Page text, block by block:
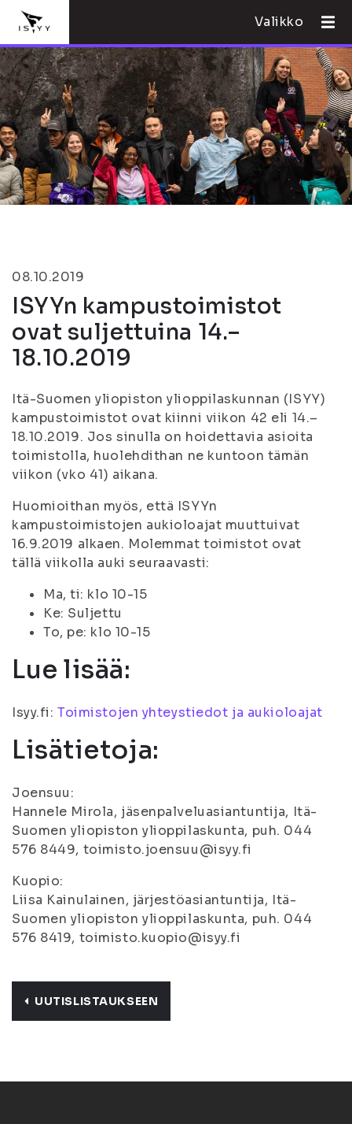
Valikko
08.10.2019
ISYYn kampustoimistot
ovat suljettuina 14.–
18.10.2019
Itä-Suomen yliopiston ylioppilaskunnan (ISYY)
kampustoimistot ovat kiinni viikon 42 eli 14.–
18.10.2019. Jos sinulla on hoidettavia asioita
toimistolla, huolehdithan ne kuntoon tämän
viikon (vko 41) aikana.
Huomioithan myös, että ISYYn
kampustoimistojen aukioloajat muuttuivat
16.9.2019 alkaen. Molemmat toimistot ovat
tällä viikolla auki seuraavasti:
Ma, ti: klo 10-15
Ke: Suljettu
To, pe: klo 10-15
Lue lisää:
Isyy.fi:Toimistojen yhteystiedot ja aukioloajat
Lisätietoja:
Joensuu:
Hannele Mirola, jäsenpalveluasiantuntija, Itä-
Suomen yliopiston ylioppilaskunta, puh. 044
576 8449, toimisto.joensuu@isyy.fi
Kuopio:
Liisa Kainulainen, järjestöasiantuntija, Itä-
Suomen yliopiston ylioppilaskunta, puh. 044
576 8419, toimisto.kuopio@isyy.fi
UUTISLISTAUKSEEN